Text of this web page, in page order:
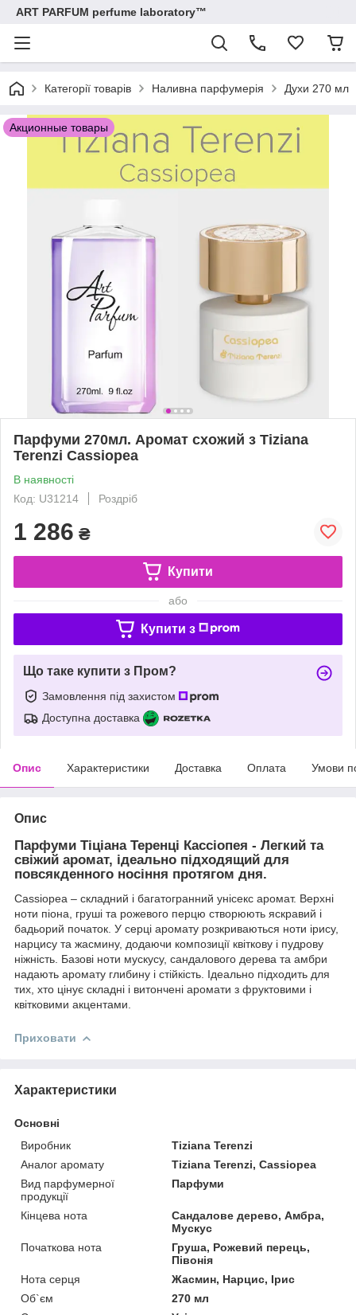
ART PARFUM perfume laboratory™
Категорії товарів Наливна парфумерія Духи 270 мл
Акционные товары
Парфуми 270мл. Аромат схожий з Tiziana
Terenzi Cassiopea
В наявності
Код: U31214
Роздріб
1 286 ₴
Купити
або
Купити з
Що таке купити з Пром?
Замовлення під захистом
Доступна доставка
Опис Характеристики Доставка Оплата Умови
Опис
Парфуми Тіціана Теренці Кассіопея - Легкий та
свіжий аромат, ідеально підходящий для
повсякденного носіння протягом дня.
Cassiopea – складний і багатогранний унісекс аромат. Верхні
ноти піона, груші та рожевого перцю створюють яскравий і
бадьорий початок. У серці аромату розкриваються ноти ірису,
нарцису та жасмину, додаючи композиції квіткову і пудрову
ніжність. Базові ноти мускусу, сандалового дерева та амбри
надають аромату глибину і стійкість. Ідеально підходить для
тих, хто цінує складні і витончені аромати з фруктовими і
квітковими акцентами.
Приховати
Характеристики
Основні
Виробник
Tiziana Terenzi
Аналог аромату
Tiziana Terenzi, Cassiopea
Вид парфумерної
продукції
Парфуми
Кінцева нота
Сандалове дерево, Амбра,
Мускус
Початкова нота
Груша, Рожевий перець,
Півонія
Нота серця
Жасмин, Нарцис, Ірис
Об`єм
270 мл